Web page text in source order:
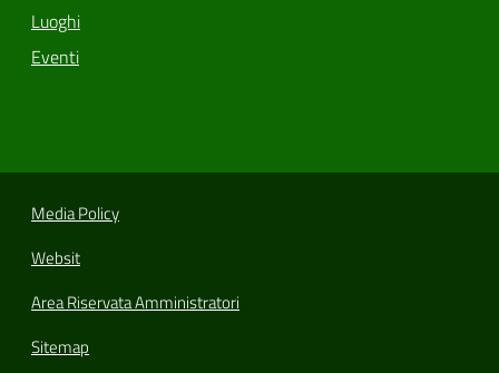
Luoghi
Eventi
Media Policy
Websit
Area Riservata Amministratori
Sitemap